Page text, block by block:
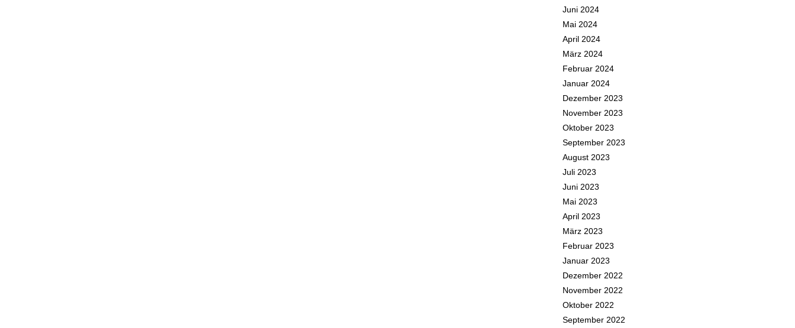
Juni 2024
Mai 2024
April 2024
März 2024
Februar 2024
Januar 2024
Dezember 2023
November 2023
Oktober 2023
September 2023
August 2023
Juli 2023
Juni 2023
Mai 2023
April 2023
März 2023
Februar 2023
Januar 2023
Dezember 2022
November 2022
Oktober 2022
September 2022